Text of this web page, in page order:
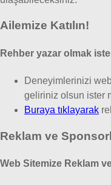
Ailemize Katılın!
Rehber yazar olmak
Deneyimlerinizi
geliriniz olsun ister
Buraya tıklayarak
Reklam ve
Web Sitemize Reklam